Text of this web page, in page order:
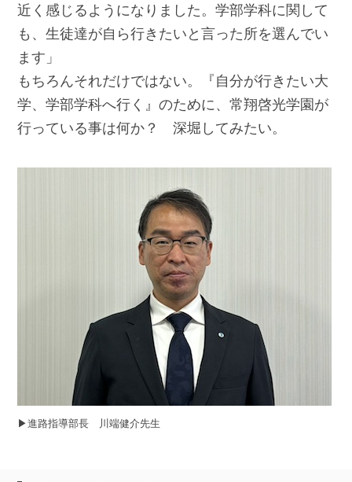
近く感じるようになりました。学部学科に関して
も、生徒達が自ら行きたいと言った所を選んでい
ます」
もちろんそれだけではない。『自分が行きたい大
学、学部学科へ行く』のために、常翔啓光学園が
行っている事は何か？ 深堀してみたい。
▶︎進路指導部長 川端健介先生